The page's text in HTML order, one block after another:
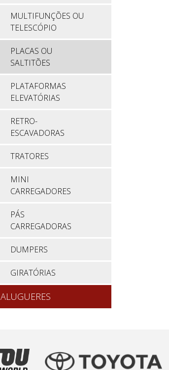
MULTIFUNÇÕES OU
TELESCÓPIO
PLACAS OU
SALTITÕES
PLATAFORMAS
ELEVATÓRIAS
RETRO-
ESCAVADORAS
TRATORES
MINI
CARREGADORES
PÁS
CARREGADORAS
DUMPERS
GIRATÓRIAS
ALUGUERES